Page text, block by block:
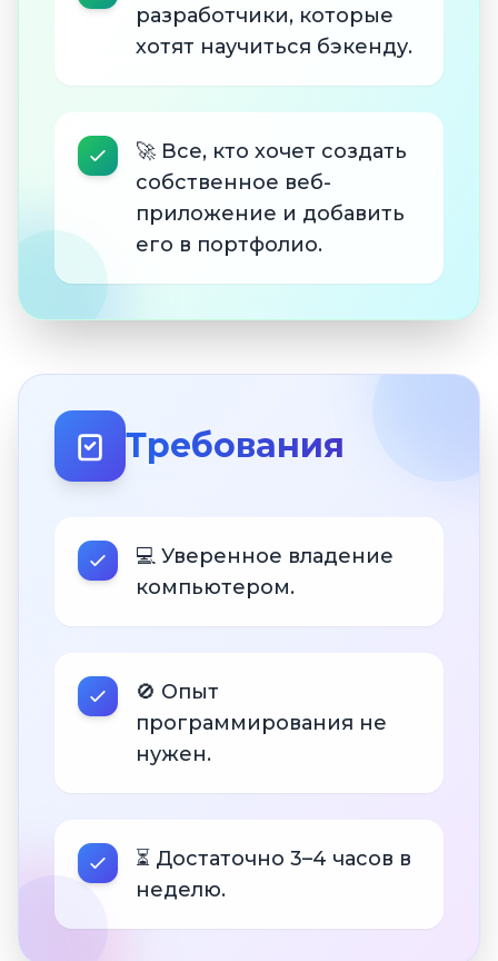
разработчики, которые
хотят научиться бэкенду.
🚀 Все, кто хочет создать
собственное веб-
приложение и добавить
его в портфолио.
Требования
💻 Уверенное владение
компьютером.
🚫 Опыт
программирования не
нужен.
⏳ Достаточно 3–4 часов в
неделю.